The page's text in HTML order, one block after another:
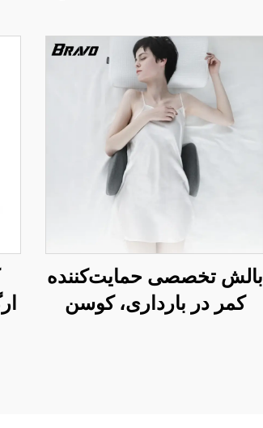
بالش تخصصی حمایت‌کننده
کمر در بارداری، کوسن